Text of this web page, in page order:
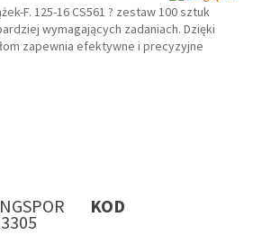
F. 125-16 CS561 ? zestaw 100 sztuk
wymagających zadaniach. Dzięki
zapewnia efektywne i precyzyjne
KOD